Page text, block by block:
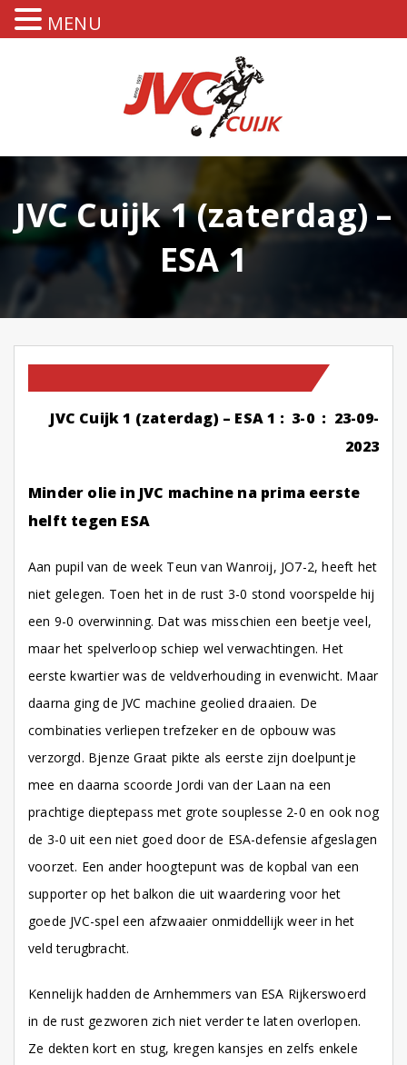
JVC Cuijk 1 (zaterdag) –
ESA 1
JVC Cuijk 1 (zaterdag) – ESA 1 : 3-0 : 23-09-
2023
Minder olie in JVC machine na prima eerste
helft tegen ESA
Aan pupil van de week Teun van Wanroij, JO7-2, heeft het
niet gelegen. Toen het in de rust 3-0 stond voorspelde hij
een 9-0 overwinning. Dat was misschien een beetje veel,
maar het spelverloop schiep wel verwachtingen. Het
eerste kwartier was de veldverhouding in evenwicht. Maar
daarna ging de JVC machine geolied draaien. De
combinaties verliepen trefzeker en de opbouw was
verzorgd. Bjenze Graat pikte als eerste zijn doelpuntje
mee en daarna scoorde Jordi van der Laan na een
prachtige dieptepass met grote souplesse 2-0 en ook nog
de 3-0 uit een niet goed door de ESA-defensie afgeslagen
voorzet. Een ander hoogtepunt was de kopbal van een
supporter op het balkon die uit waardering voor het
goede JVC-spel een afzwaaier onmiddellijk weer in het
veld terugbracht.
Kennelijk hadden de Arnhemmers van ESA Rijkerswoerd
in de rust gezworen zich niet verder te laten overlopen.
Ze dekten kort en stug, kregen kansjes en zelfs enkele
MENU